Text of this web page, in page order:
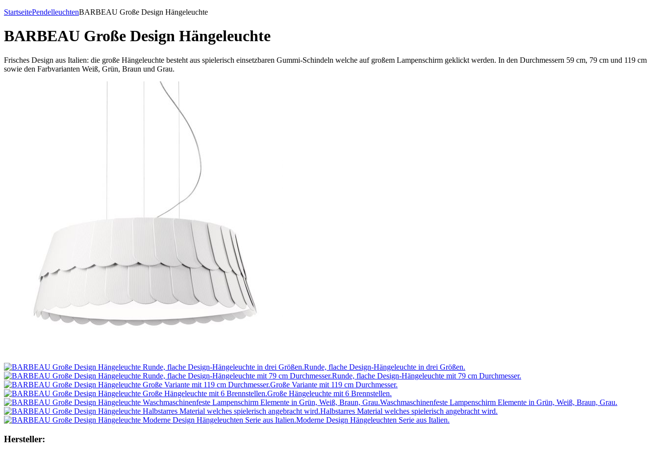
StartseitePendelleuchtenBARBEAU Große Design Hängeleuchte
BARBEAU Große Design Hängeleuchte
Frisches Design aus Italien: die große Hängeleuchte besteht aus spielerisch einsetzbaren Gummi-Schindeln welche auf großem Lampenschirm geklickt werden. In den Durchmessern 59 cm, 79 cm und 119 cm
sowie den Farbvarianten Weiß, Grün, Braun und Grau.
Runde, flache Design-Hängeleuchte in drei Größen.
Runde, flache Design-Hängeleuchte mit 79 cm Durchmesser.
Große Variante mit 119 cm Durchmesser.
Große Hängeleuchte mit 6 Brennstellen.
Waschmaschinenfeste Lampenschirm Elemente in Grün, Weiß, Braun, Grau.
Halbstarres Material welches spielerisch angebracht wird.
Moderne Design Hängeleuchten Serie aus Italien.
Hersteller: